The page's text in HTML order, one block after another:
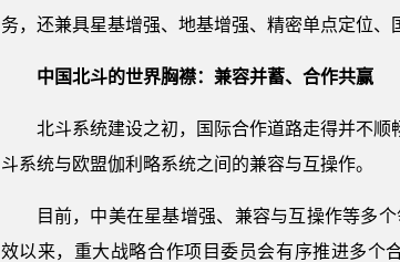
务，还兼具星基增强、地基增强、精密单点定位、
中国北斗的世界胸襟：兼容并蓄、合作共赢
北斗系统建设之初，国际合作道路走得并不
斗系统与欧盟伽利略系统之间的兼容与互操作。
目前，中美在星基增强、兼容与互操作等多
效以来，重大战略合作项目委员会有序推进多个